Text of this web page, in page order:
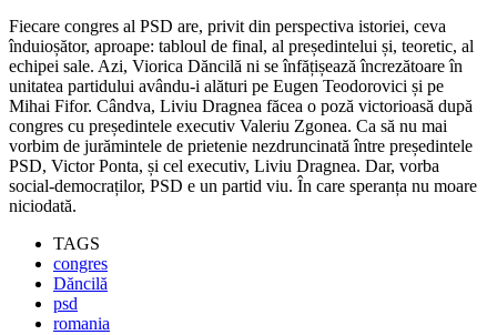
Fiecare congres al PSD are, privit din perspectiva istoriei, ceva
înduioșător, aproape: tabloul de final, al președintelui și, teoretic, al
echipei sale. Azi, Viorica Dăncilă ni se înfățișează încrezătoare în
unitatea partidului avându-i alături pe Eugen Teodorovici și pe
Mihai Fifor. Cândva, Liviu Dragnea făcea o poză victorioasă după
congres cu președintele executiv Valeriu Zgonea. Ca să nu mai
vorbim de jurămintele de prietenie nezdruncinată între președintele
PSD, Victor Ponta, și cel executiv, Liviu Dragnea. Dar, vorba
social-democraților, PSD e un partid viu. În care speranța nu moare
niciodată.
TAGS
congres
Dăncilă
psd
romania